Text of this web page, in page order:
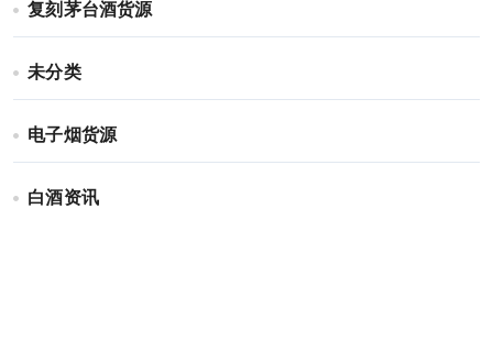
复刻茅台酒货源
未分类
电子烟货源
白酒资讯